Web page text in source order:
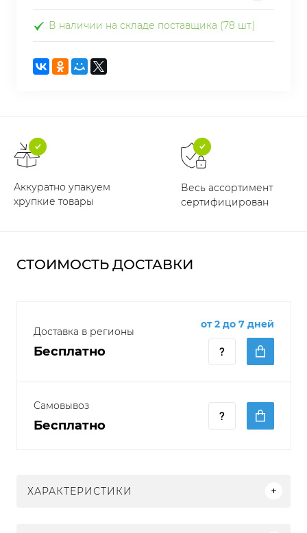
В наличии на складе поставщика (78 шт.)
Аккуратно упакуем
хрупкие товары
Весь ассортимент
сертифицирован
СТОИМОСТЬ ДОСТАВКИ
Доставка в регионы
Бесплатно
от 2 до 7 дней
Самовывоз
Бесплатно
ХАРАКТЕРИСТИКИ